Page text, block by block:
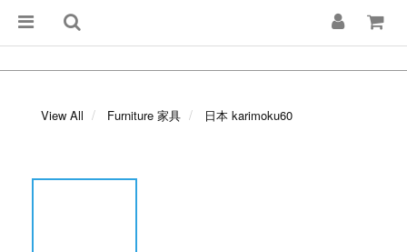
View All Furniture 家具 日本 karimoku60